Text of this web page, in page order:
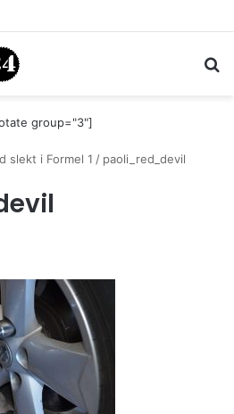
til Festool billigere
group="3"]
slekt i Formel 1 / paoli_red_devil